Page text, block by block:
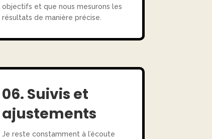
objectifs et que nous mesurons les
résultats de manière précise.
06. Suivis et
ajustements
Je reste constamment à l’écoute